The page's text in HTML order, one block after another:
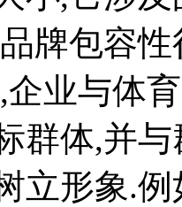
牌包容
企业与体
群体,并
立形象.